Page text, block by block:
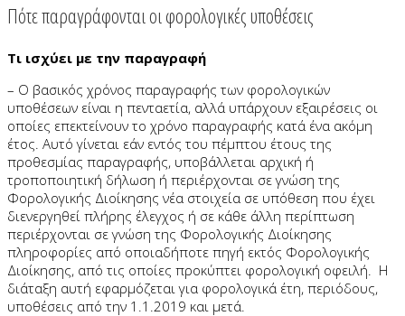
Πότε παραγράφονται οι φορολογικές υποθέσεις
Τι ισχύει με την παραγραφή
– Ο βασικός χρόνος παραγραφής των φορολογικών
υποθέσεων είναι η πενταετία, αλλά υπάρχουν εξαιρέσεις οι
οποίες επεκτείνουν το χρόνο παραγραφής κατά ένα ακόμη
έτος. Αυτό γίνεται εάν εντός του πέμπτου έτους της
προθεσμίας παραγραφής, υποβάλλεται αρχική ή
τροποποιητική δήλωση ή περιέρχονται σε γνώση της
Φορολογικής Διοίκησης νέα στοιχεία σε υπόθεση που έχει
διενεργηθεί πλήρης έλεγχος ή σε κάθε άλλη περίπτωση
περιέρχονται σε γνώση της Φορολογικής Διοίκησης
πληροφορίες από οποιαδήποτε πηγή εκτός Φορολογικής
Διοίκησης, από τις οποίες προκύπτει φορολογική οφειλή. Η
διάταξη αυτή εφαρμόζεται για φορολογικά έτη, περιόδους,
υποθέσεις από την 1.1.2019 και μετά.